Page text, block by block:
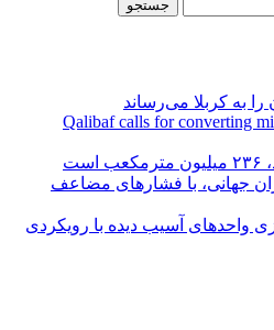
را به کربلا می‌رساند
Qalibaf calls for converting
جهانی، با فشارهای مضاعف
واحدهای آسیب دیده با رویکردی